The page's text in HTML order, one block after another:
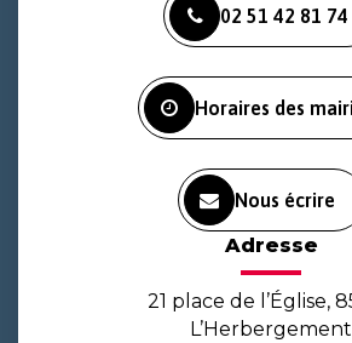
le
compte
le
compte
la
02 51 42 81 74
Horaires des
Nous écrire
Adresse
21 place de l’Église,
L’Herbergement